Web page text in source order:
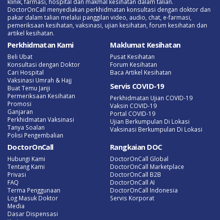
klinik, farmasi, hospital dan makmal kesihatan dalam talian.
DoctorOnCall menyediakan perkhidmatan konsultasi dengan doktor dan
pakar dalam talian melalui panggilan video, audio, chat, e-farmasi,
pemeriksaan kesihatan, vaksinasi, ujian kesihatan, forum kesihatan dan
artikel kesihatan.
Perkhidmatan Kami
Beli Ubat
Konsultasi dengan Doktor
Cari Hospital
Vaksinasi Umrah & Hajj
Buat Temu Janji
Permeriksaan Kesihatan
Promosi
Ganjaran
Perkhidmatan Vaksinasi
Tanya Soalan
Polisi Pengembalian
Maklumat Kesihatan
Pusat Kesihatan
Forum Kesihatan
Baca Artikel Kesihatan
Servis COVID-19
Perkhidmatan Ujian COVID-19
Vaksin COVID-19
Portal COVID-19
Ujian Berkumpulan Di Lokasi
Vaksinasi Berkumpulan Di Lokasi
DoctorOnCall
Hubungi Kami
Tentang Kami
Privasi
FAQ
Terma Penggunaan
Log Masuk Doktor
Media
Dasar Dispensasi
Rangkaian DOC
DoctorOnCall Global
DoctorOnCall Marketplace
DoctorOnCall B2B
DoctorOnCall AI
DoctorOnCall Indonesia
Servis Korporat